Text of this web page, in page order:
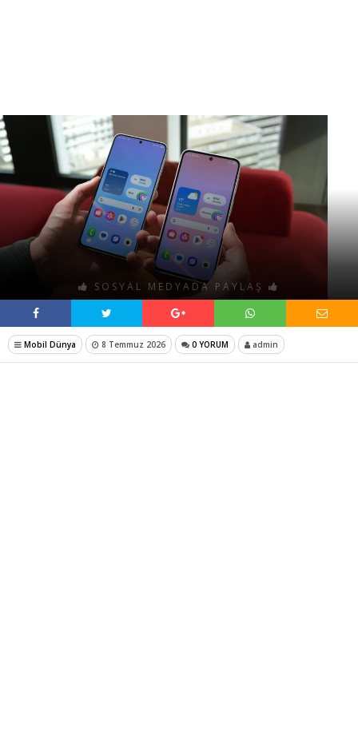
SOSYAL MEDYADA PAYLAŞ
Mobil Dünya 8 Temmuz 2026 0 YORUM admin